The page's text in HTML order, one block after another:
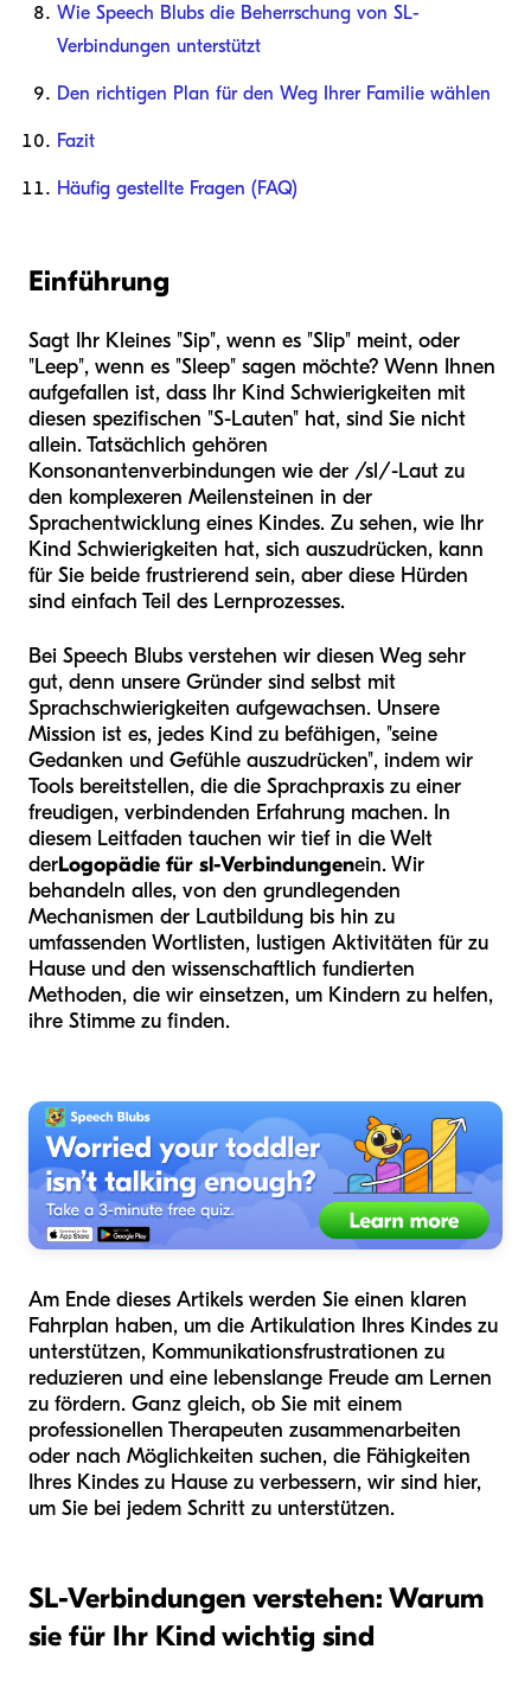
Wie Speech Blubs die Beherrschung von SL-
Verbindungen unterstützt
Den richtigen Plan für den Weg Ihrer Familie wählen
Fazit
Häufig gestellte Fragen (FAQ)
Einführung
Sagt Ihr Kleines "Sip", wenn es "Slip" meint, oder
"Leep", wenn es "Sleep" sagen möchte? Wenn Ihnen
aufgefallen ist, dass Ihr Kind Schwierigkeiten mit
diesen spezifischen "S-Lauten" hat, sind Sie nicht
allein. Tatsächlich gehören
Konsonantenverbindungen wie der /sl/-Laut zu
den komplexeren Meilensteinen in der
Sprachentwicklung eines Kindes. Zu sehen, wie Ihr
Kind Schwierigkeiten hat, sich auszudrücken, kann
für Sie beide frustrierend sein, aber diese Hürden
sind einfach Teil des Lernprozesses.
Bei Speech Blubs verstehen wir diesen Weg sehr
gut, denn unsere Gründer sind selbst mit
Sprachschwierigkeiten aufgewachsen. Unsere
Mission ist es, jedes Kind zu befähigen, "seine
Gedanken und Gefühle auszudrücken", indem wir
Tools bereitstellen, die die Sprachpraxis zu einer
freudigen, verbindenden Erfahrung machen. In
diesem Leitfaden tauchen wir tief in die Welt
derLogopädie für sl-Verbindungenein. Wir
behandeln alles, von den grundlegenden
Mechanismen der Lautbildung bis hin zu
umfassenden Wortlisten, lustigen Aktivitäten für zu
Hause und den wissenschaftlich fundierten
Methoden, die wir einsetzen, um Kindern zu helfen,
ihre Stimme zu finden.
Am Ende dieses Artikels werden Sie einen klaren
Fahrplan haben, um die Artikulation Ihres Kindes zu
unterstützen, Kommunikationsfrustrationen zu
reduzieren und eine lebenslange Freude am Lernen
zu fördern. Ganz gleich, ob Sie mit einem
professionellen Therapeuten zusammenarbeiten
oder nach Möglichkeiten suchen, die Fähigkeiten
Ihres Kindes zu Hause zu verbessern, wir sind hier,
um Sie bei jedem Schritt zu unterstützen.
SL-Verbindungen verstehen: Warum
sie für Ihr Kind wichtig sind